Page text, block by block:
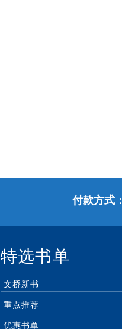
付款方式：
特选书单
文桥新书
重点推荐
优惠书单